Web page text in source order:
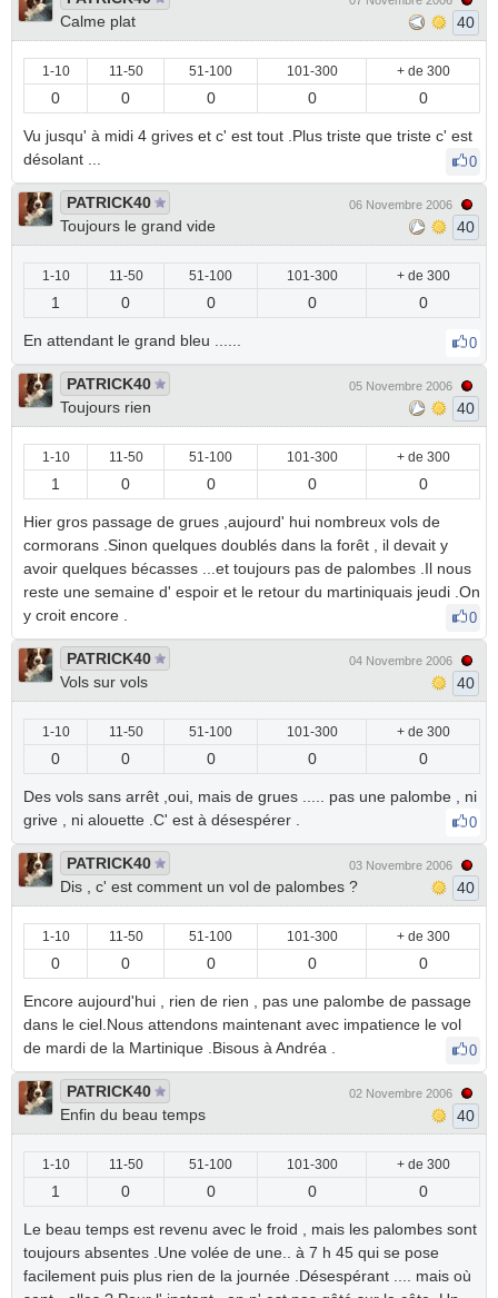
Calme plat
40
1-10 11-50 51-100 101-300 + de 300
0 0 0 0 0
Vu jusqu' à midi 4 grives et c' est tout .Plus triste que triste c' est
désolant ...
0
PATRICK40
Toujours le grand vide
06 Novembre 2006
40
1-10 11-50 51-100 101-300 + de 300
1 0 0 0 0
En attendant le grand bleu ...... 0
PATRICK40
Toujours rien
05 Novembre 2006
40
1-10 11-50 51-100 101-300 + de 300
1 0 0 0 0
Hier gros passage de grues ,aujourd' hui nombreux vols de
cormorans .Sinon quelques doublés dans la forêt , il devait y
avoir quelques bécasses ...et toujours pas de palombes .Il nous
reste une semaine d' espoir et le retour du martiniquais jeudi .On
y croit encore .
0
PATRICK40
Vols sur vols
04 Novembre 2006
40
1-10 11-50 51-100 101-300 + de 300
0 0 0 0 0
Des vols sans arrêt ,oui, mais de grues ..... pas une palombe , ni
grive , ni alouette .C' est à désespérer .
0
PATRICK40
Dis , c' est comment un vol de palombes ?
03 Novembre 2006
40
1-10 11-50 51-100 101-300 + de 300
0 0 0 0 0
Encore aujourd'hui , rien de rien , pas une palombe de passage
dans le ciel.Nous attendons maintenant avec impatience le vol
de mardi de la Martinique .Bisous à Andréa .
0
PATRICK40
Enfin du beau temps
02 Novembre 2006
40
1-10 11-50 51-100 101-300 + de 300
1 0 0 0 0
Le beau temps est revenu avec le froid , mais les palombes sont
toujours absentes .Une volée de une.. à 7 h 45 qui se pose
facilement puis plus rien de la journée .Désespérant .... mais où